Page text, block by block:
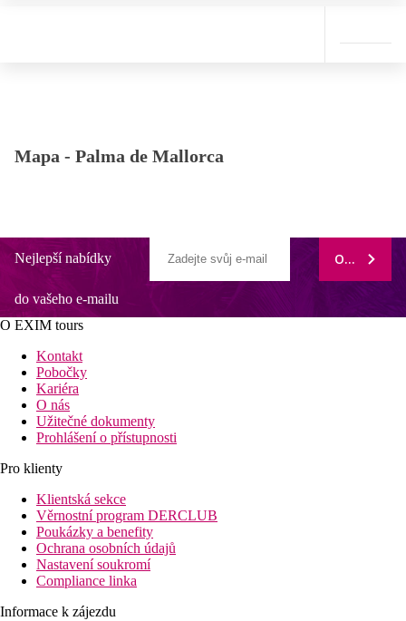
Mapa - Palma de Mallorca
Nejlepší nabídky
do vašeho e-mailu
ODEBÍRAT
O EXIM tours
Kontakt
Pobočky
Kariéra
O nás
Užitečné dokumenty
Prohlášení o přístupnosti
Pro klienty
Klientská sekce
Věrnostní program DERCLUB
Poukázky a benefity
Ochrana osobních údajů
Nastavení soukromí
Compliance linka
Informace k zájezdu